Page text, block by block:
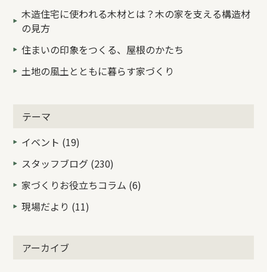
木造住宅に使われる木材とは？木の家を支える構造材
の見方
住まいの印象をつくる、屋根のかたち
土地の風土とともに暮らす家づくり
テーマ
イベント (19)
スタッフブログ (230)
家づくりお役立ちコラム (6)
現場だより (11)
アーカイブ